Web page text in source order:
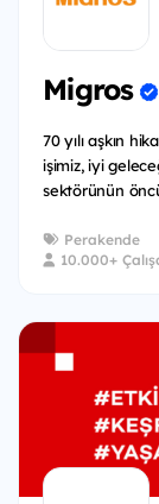
Migros
70 yılı aşkın
işimiz, iyi
sektörünün
Perakende
10.000+